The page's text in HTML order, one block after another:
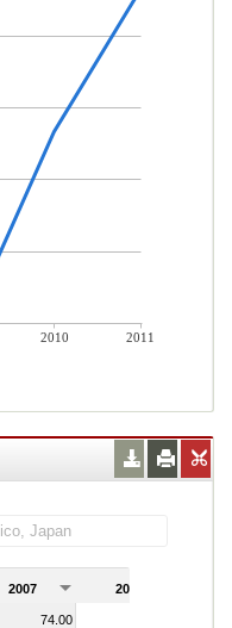
2010
2011
2007 2008
74.00